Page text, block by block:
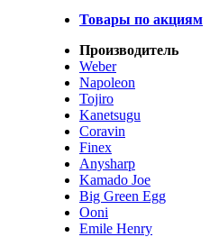
Товары по акциям
Производитель
Weber
Napoleon
Tojiro
Kanetsugu
Coravin
Finex
Anysharp
Kamado Joe
Big Green Egg
Ooni
Emile Henry